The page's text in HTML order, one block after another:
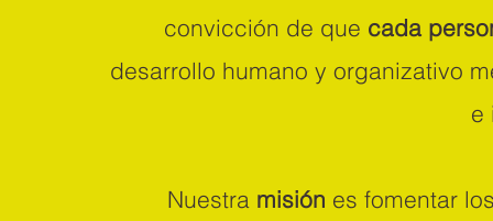
convicción de que cada
desarrollo humano y organizativo
e
Nuestra misión es fomentar